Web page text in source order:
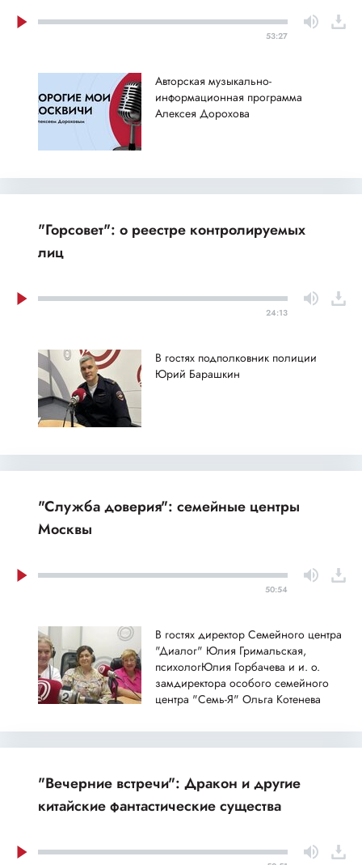
53:27
Авторская музыкально-
информационная программа
Алексея Дорохова
"Горсовет": о реестре контролируемых
лиц
24:13
В гостях подполковник полиции
Юрий Барашкин
"Служба доверия": семейные центры
Москвы
50:54
В гостях директор Семейного центра
"Диалог" Юлия Гримальская,
психологЮлия Горбачева и и. о.
замдиректора особого семейного
центра "Семь-Я" Ольга Котенева
"Вечерние встречи": Дракон и другие
китайские фантастические существа